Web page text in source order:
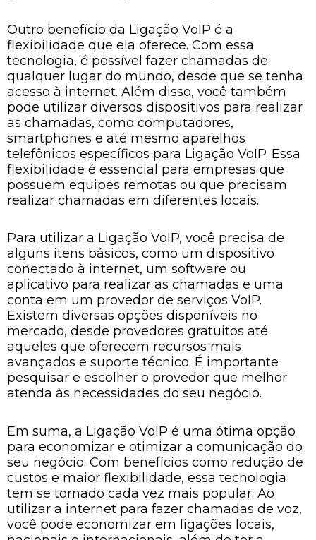
Outro benefício da Ligação VoIP é a
flexibilidade que ela oferece. Com essa
tecnologia, é possível fazer chamadas de
qualquer lugar do mundo, desde que se tenha
acesso à internet. Além disso, você também
pode utilizar diversos dispositivos para realizar
as chamadas, como computadores,
smartphones e até mesmo aparelhos
telefônicos específicos para Ligação VoIP. Essa
flexibilidade é essencial para empresas que
possuem equipes remotas ou que precisam
realizar chamadas em diferentes locais.
Para utilizar a Ligação VoIP, você precisa de
alguns itens básicos, como um dispositivo
conectado à internet, um software ou
aplicativo para realizar as chamadas e uma
conta em um provedor de serviços VoIP.
Existem diversas opções disponíveis no
mercado, desde provedores gratuitos até
aqueles que oferecem recursos mais
avançados e suporte técnico. É importante
pesquisar e escolher o provedor que melhor
atenda às necessidades do seu negócio.
Em suma, a Ligação VoIP é uma ótima opção
para economizar e otimizar a comunicação do
seu negócio. Com benefícios como redução de
custos e maior flexibilidade, essa tecnologia
tem se tornado cada vez mais popular. Ao
utilizar a internet para fazer chamadas de voz,
você pode economizar em ligações locais,